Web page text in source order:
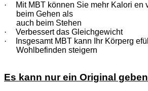
·
Mit MBT können Sie mehr Kalori en
beim Gehen als
auch beim Stehen
·
Verbessert das Gleichgewicht
·
Insgesamt MBT kann Ihr Körperg
Wohlbefinden steigern
Es kann nur ein Original